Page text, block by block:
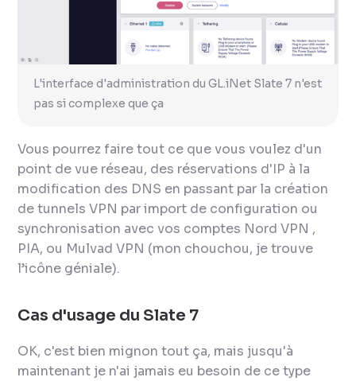
L'interface d'administration du GL.iNet Slate 7 n'est
pas si complexe que ça
Vous pourrez faire tout ce que vous voulez d'un
point de vue réseau, des réservations d'IP à la
modification des DNS en passant par la création
de tunnels VPN par import de configuration ou
synchronisation avec vos comptes Nord VPN ,
PIA, ou Mulvad VPN (mon chouchou, je trouve
l’icône géniale).
Cas d'usage du Slate 7
OK, c'est bien mignon tout ça, mais jusqu'à
maintenant je n'ai jamais eu besoin de ce type